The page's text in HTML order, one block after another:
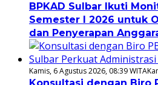
BPKAD Sulbar Ikuti
Semester I 2026 untuk
dan Penyerapan
Kamis, 6 Agustus 2026, 08:39 WITA